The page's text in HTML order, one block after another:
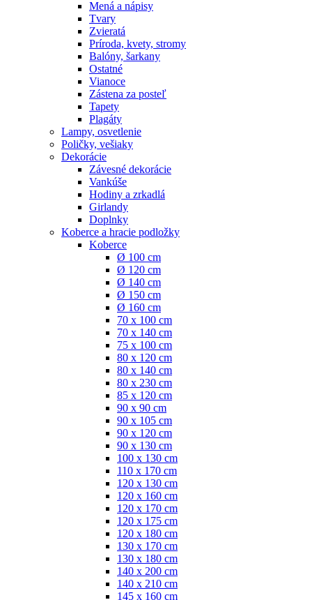
Mená a nápisy
Tvary
Zvieratá
Príroda, kvety, stromy
Balóny, šarkany
Ostatné
Vianoce
Zástena za posteľ
Tapety
Plagáty
Lampy, osvetlenie
Poličky, vešiaky
Dekorácie
Závesné dekorácie
Vankúše
Hodiny a zrkadlá
Girlandy
Doplnky
Koberce a hracie podložky
Koberce
Ø 100 cm
Ø 120 cm
Ø 140 cm
Ø 150 cm
Ø 160 cm
70 x 100 cm
70 x 140 cm
75 x 100 cm
80 x 120 cm
80 x 140 cm
80 x 230 cm
85 x 120 cm
90 x 90 cm
90 x 105 cm
90 x 120 cm
90 x 130 cm
100 x 130 cm
110 x 170 cm
120 x 130 cm
120 x 160 cm
120 x 170 cm
120 x 175 cm
120 x 180 cm
130 x 170 cm
130 x 180 cm
140 x 200 cm
140 x 210 cm
145 x 160 cm